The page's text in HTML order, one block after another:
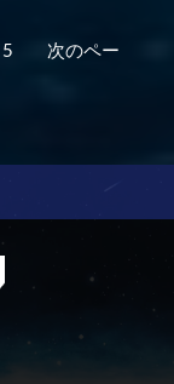
5
次のペー